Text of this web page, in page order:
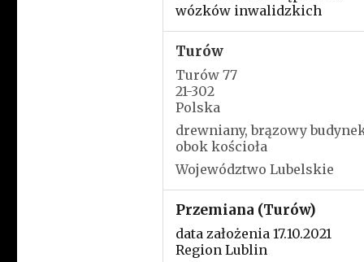
wózków inwalidzkich
Turów
Turów 77
21-302
Polska
drewniany, brązowy
obok kościoła
Województwo Lubelskie
Przemiana (Turów)
data założenia 17.10.2021
Region Lublin